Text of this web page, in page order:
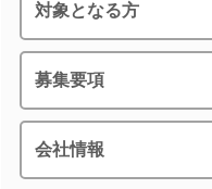
対象となる方
募集要項
会社情報